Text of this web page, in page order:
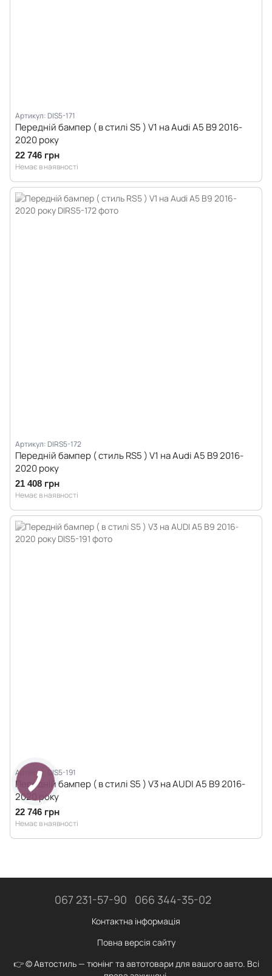
Артикул: DIS5-171
Передній бампер ( в стилі S5 ) V1 на Audi A5 B9 2016-
2020 року
22 746 грн
Немає в наявності
Артикул: DIRS5-172
Передній бампер ( стиль RS5 ) V1 на Audi A5 B9 2016-
2020 року
21 408 грн
Немає в наявності
Артикул: DIS5-191
Передній бампер ( в стилі S5 ) V3 на AUDI A5 B9 2016-
2020 року
22 746 грн
Немає в наявності
067 231-57-90 066 344-35-02
Контактна інформація
Повна версія сайту
👉 © Автостиль — тюнінг та автотовари для вашого авто. Всі